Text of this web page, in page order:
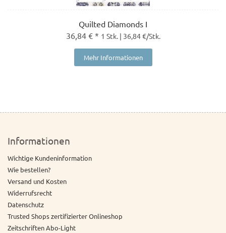
Quilted Diamonds I
36,84 € * 1 Stk. | 36,84 €/Stk.
Mehr Informationen
Informationen
Wichtige Kundeninformation
Wie bestellen?
Versand und Kosten
Widerrufsrecht
Datenschutz
Trusted Shops zertifizierter Onlineshop
Zeitschriften Abo-Light